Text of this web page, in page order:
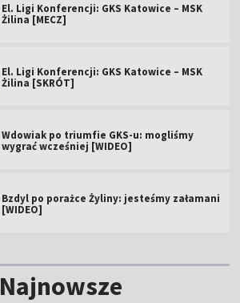
El. Ligi Konferencji: GKS Katowice – MSK
Żilina [MECZ]
El. Ligi Konferencji: GKS Katowice – MSK
Żilina [SKRÓT]
Wdowiak po triumfie GKS-u: mogliśmy
wygrać wcześniej [WIDEO]
Bzdyl po porażce Żyliny: jesteśmy załamani
[WIDEO]
Najnowsze